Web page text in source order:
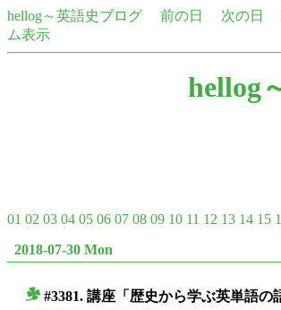
hellog～英語史ブログ 前の日 次の日
ム表示
hellog
01 02 03 04 05 06 07 08 09 10 11 12 13 14 15
2018-07-30 Mon
#3381. 講座「歴史から学ぶ英単語の